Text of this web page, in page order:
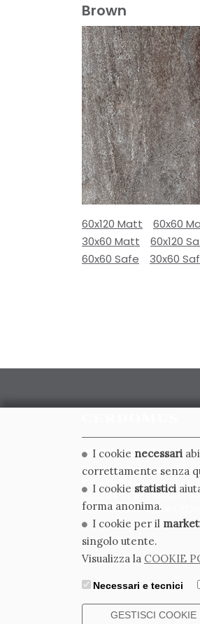
Brown
60x120 Matt
60x60
30x60 Matt
60x120
60x60 Safe
30x60
CERDOMUS S.R.L.
Via Emilia Ponente, 1000 -
Tel. +39.0546.652111 -
Codice Fiscale e numero
02620780391 - REA RA
I cookie necessari
correttamente senza
I cookie statistici
forma anonima.
I cookie per il
singolo utente.
Visualizza la COOKIE
Necessari e tecnici
GESTISCI COOKIE